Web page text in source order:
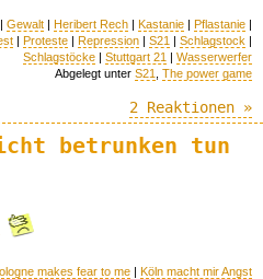
Gewalt Heribert Rech Kastanie Pflastanie
Proteste Repression S21 Schlagstock
Schlagstöcke
Stuttgart 21
Wasserwerfer
Abgelegt unter S21 The power game
2 Reaktionen »
betrunken tun
makes fear to me | Köln macht mir Angst